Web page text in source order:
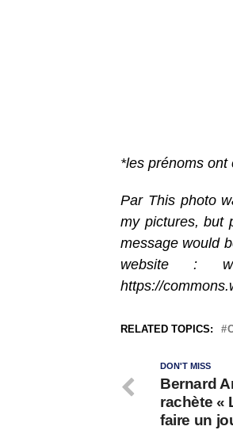
*les prénoms ont
Par This photo
my pictures, but
message would
website :
https://
RELATED TOPICS:
DON'T MISS
Bernard
rachète «
faire un